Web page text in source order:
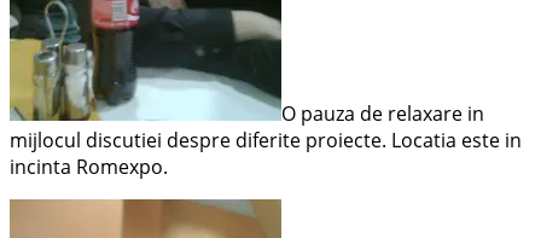
O pauza de relaxare in
mijlocul discutiei despre diferite proiecte. Locatia este in
incinta Romexpo.